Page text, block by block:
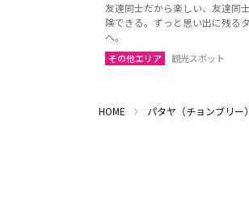
友達同士だから楽しい、友達同
険できる。ずっと思い出に残る
へ。
その他エリア 観光スポット
HOME パタヤ（チョンブリー）